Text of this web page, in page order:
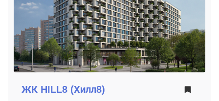
ЖК HILL8 (Хилл8)